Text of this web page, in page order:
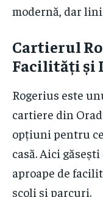
modernă, dar
Cartierul
Facilități și
Rogerius este
cartiere din
opțiuni pentru
casă. Aici
aproape de
școli și parcuri.